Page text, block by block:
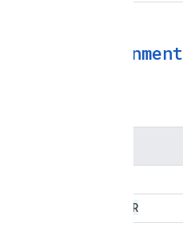
Alignment
CENTER